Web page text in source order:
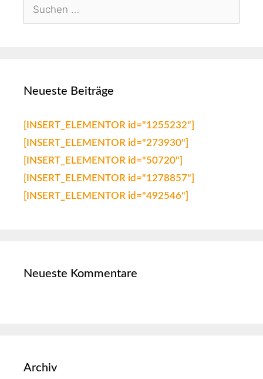
Neueste Beiträge
[INSERT_ELEMENTOR id="1255232"]
[INSERT_ELEMENTOR id="273930"]
[INSERT_ELEMENTOR id="50720"]
[INSERT_ELEMENTOR id="1278857"]
[INSERT_ELEMENTOR id="492546"]
Neueste Kommentare
Archiv